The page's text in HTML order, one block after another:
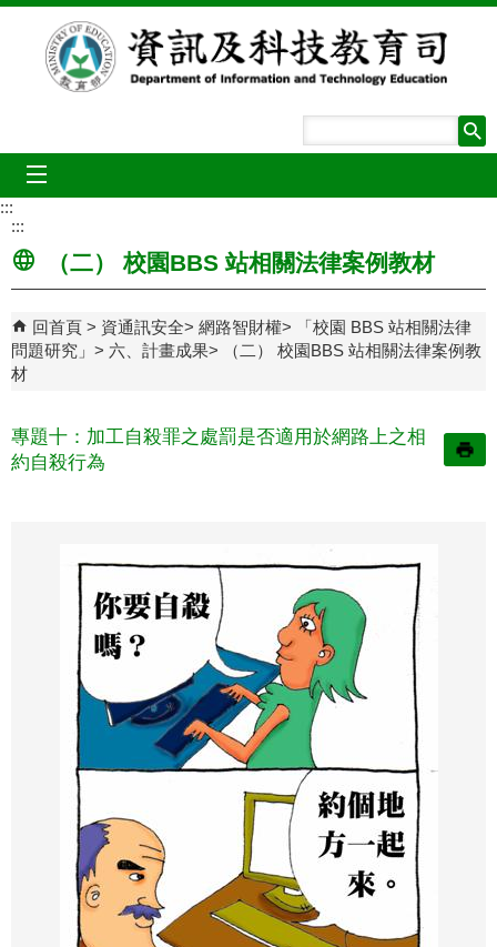
跳到主要內容區塊
:::
:::
（二） 校園BBS 站相關法律案例教材
回首頁 資通訊安全 網路智財權
「校園 BBS 站相關法律
問題研究」
六、計畫成果
（二） 校園BBS 站相關法律案例教
材
專題十：加工自殺罪之處罰是否適用於網路上之相
約自殺行為